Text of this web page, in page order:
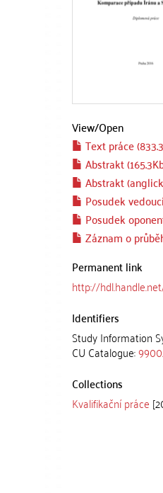
View/Open
Text práce
Abstrakt
Abstrakt
Posudek
Posudek
Záznam o
Permanent link
http://
Identifiers
Study Information
CU Catalogue:
Collections
Kvalifikační práce